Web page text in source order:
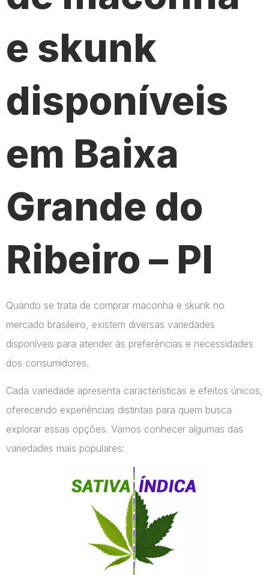
e skunk
disponíveis
em Baixa
Grande do
Ribeiro – PI
Quando se trata de comprar maconha e skunk no
mercado brasileiro, existem diversas variedades
disponíveis para atender às preferências e necessidades
dos consumidores.
Cada variedade apresenta características e efeitos únicos,
oferecendo experiências distintas para quem busca
explorar essas opções. Vamos conhecer algumas das
variedades mais populares: